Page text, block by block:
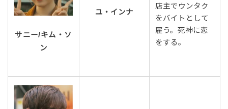
サニー/キム・ソ
ン
ユ・インナ
店主でウンタク
をバイトとして
雇う。死神に恋
をする。